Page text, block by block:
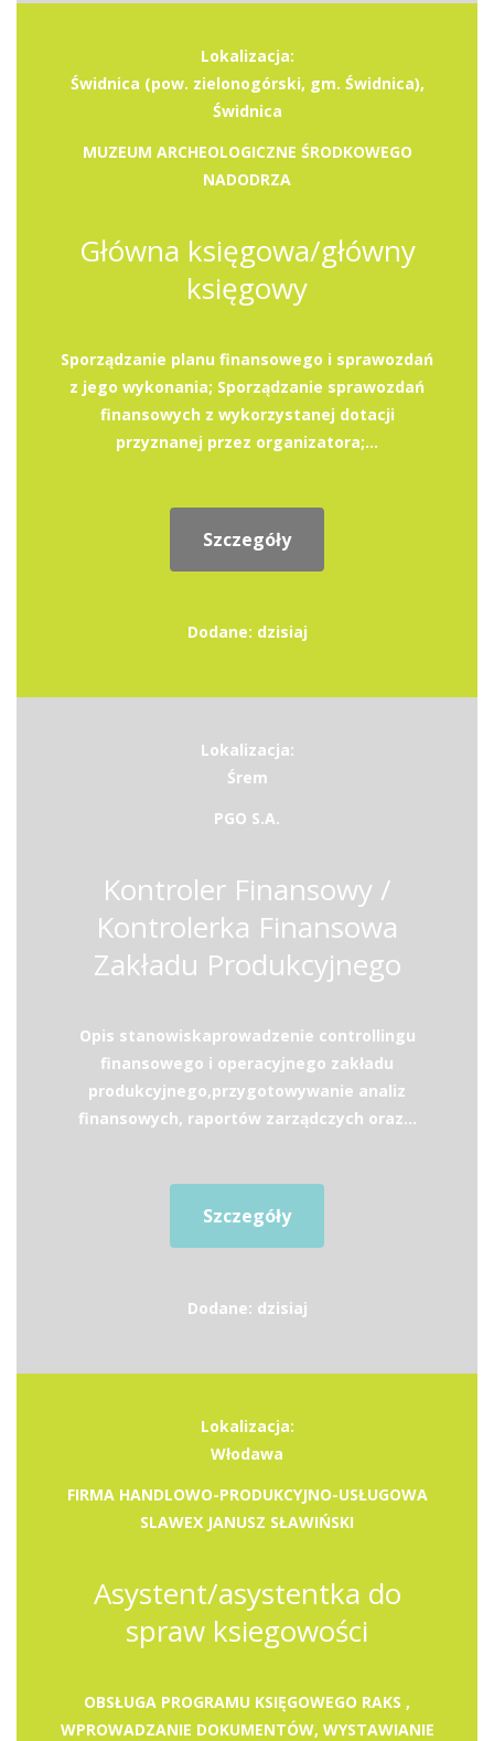
Lokalizacja:
Świdnica (pow. zielonogórski, gm. Świdnica),
Świdnica
MUZEUM ARCHEOLOGICZNE ŚRODKOWEGO
NADODRZA
Główna księgowa/główny
księgowy
Sporządzanie planu finansowego i sprawozdań
z jego wykonania; Sporządzanie sprawozdań
finansowych z wykorzystanej dotacji
przyznanej przez organizatora;...
Szczegóły
Dodane: dzisiaj
Lokalizacja:
Śrem
PGO S.A.
Kontroler Finansowy /
Kontrolerka Finansowa
Zakładu Produkcyjnego
Opis stanowiskaprowadzenie controllingu
finansowego i operacyjnego zakładu
produkcyjnego,przygotowywanie analiz
finansowych, raportów zarządczych oraz...
Szczegóły
Dodane: dzisiaj
Lokalizacja:
Włodawa
FIRMA HANDLOWO-PRODUKCYJNO-USŁUGOWA
SLAWEX JANUSZ SŁAWIŃSKI
Asystent/asystentka do
spraw ksiegowości
OBSŁUGA PROGRAMU KSIĘGOWEGO RAKS ,
WPROWADZANIE DOKUMENTÓW, WYSTAWIANIE